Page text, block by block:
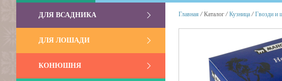
ДЛЯ ВСАДНИКА
ДЛЯ ЛОШАДИ
КОНЮШНЯ
Главная / Каталог / Кузница / Гвозди и